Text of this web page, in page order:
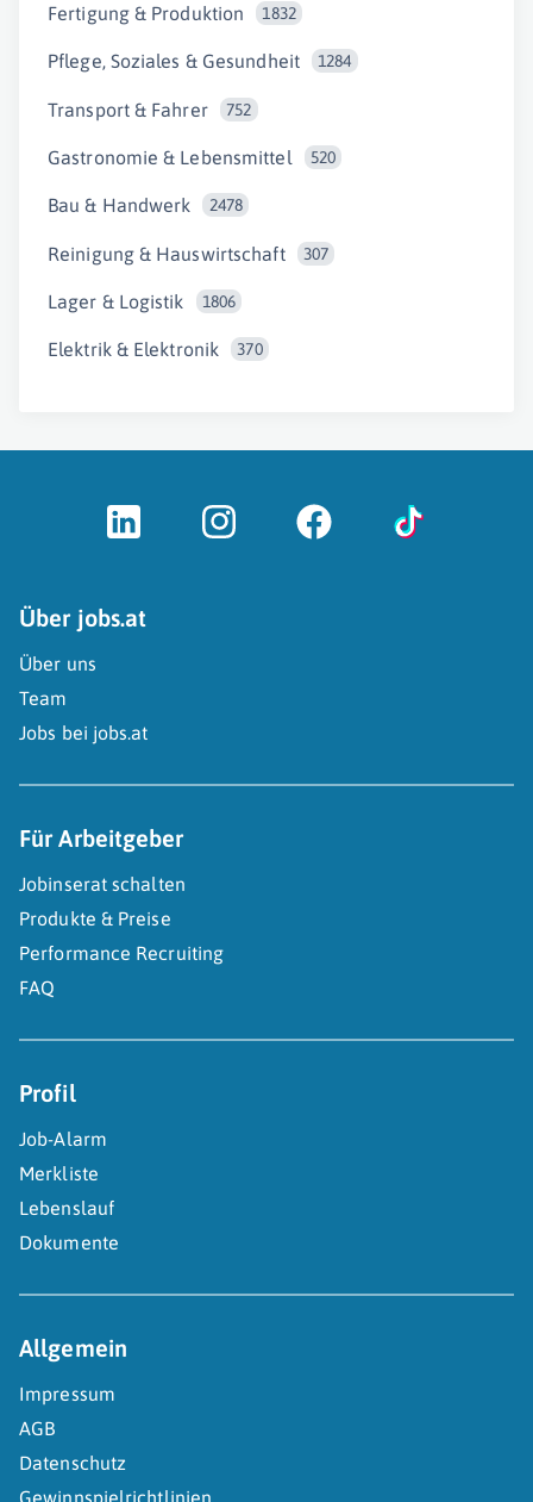
Fertigung & Produktion 1832
Pflege, Soziales & Gesundheit 1284
Transport & Fahrer 752
Gastronomie & Lebensmittel 520
Bau & Handwerk 2478
Reinigung & Hauswirtschaft 307
Lager & Logistik 1806
Elektrik & Elektronik 370
Über jobs.at
Über uns
Team
Jobs bei jobs.at
Für Arbeitgeber
Jobinserat schalten
Produkte & Preise
Performance Recruiting
FAQ
Profil
Job-Alarm
Merkliste
Lebenslauf
Dokumente
Allgemein
Impressum
AGB
Datenschutz
Gewinnspielrichtlinien